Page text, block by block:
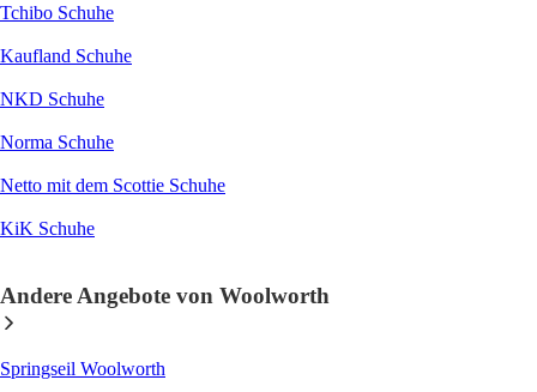
Tchibo Schuhe
Kaufland Schuhe
NKD Schuhe
Norma Schuhe
Netto mit dem Scottie Schuhe
KiK Schuhe
Andere Angebote von Woolworth
Springseil Woolworth